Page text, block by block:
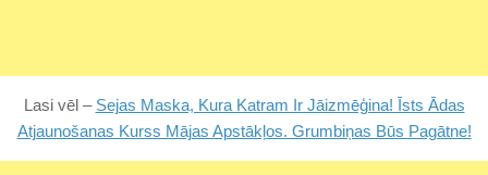
Lasi vēl – Sejas Maska, Kura Katram Ir Jāizmēģina! Īsts Ādas
Atjaunošanas Kurss Mājas Apstākļos. Grumbiņas Būs Pagātne!